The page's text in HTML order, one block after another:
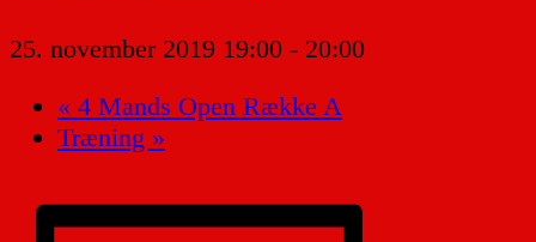
25. november 2019 19:00 - 20:00
« 4 Mands Open Række A
Træning »